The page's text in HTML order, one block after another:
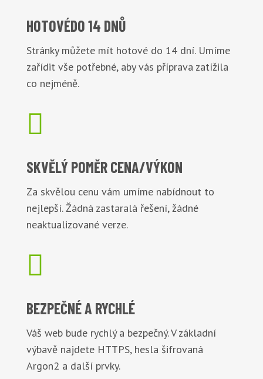
HOTOVÉDO 14 DNŮ
Stránky můžete mít hotové do 14 dní. Umíme
zařídit vše potřebné, aby vás příprava zatížila
co nejméně.

SKVĚLÝ POMĚRCENA/VÝKON
Za skvělou cenu vám umíme nabídnout to
nejlepší. Žádná zastaralá řešení, žádné
neaktualizované verze.

BEZPEČNÉA RYCHLÉ
Váš web bude rychlý a bezpečný. V základní
výbavě najdete HTTPS, hesla šifrovaná
Argon2 a další prvky.